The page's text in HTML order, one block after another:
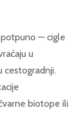
— cigle
u
cestogradnji.
biotope ili